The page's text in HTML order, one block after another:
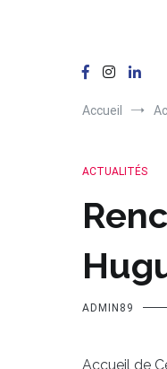
Accueil
ACTUALITÉS
ADMIN89
Accueil de